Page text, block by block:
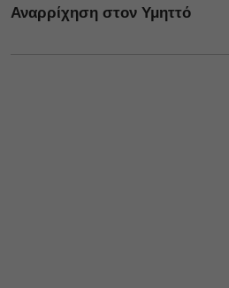
Αναρρίχηση στον Υμηττό